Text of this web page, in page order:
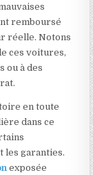
remboursé
réelle. Notons
ces voitures,
ou à des
en toute
dans ce
les garanties.
exposée